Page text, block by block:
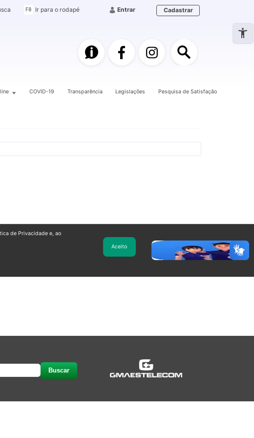
de Privacidade e, ao
Aceito
Ir para o rodapé
F8 Entrar Cadastrar
COVID-19 Transparência Legislações Pesquisa de Satisfação
Buscar